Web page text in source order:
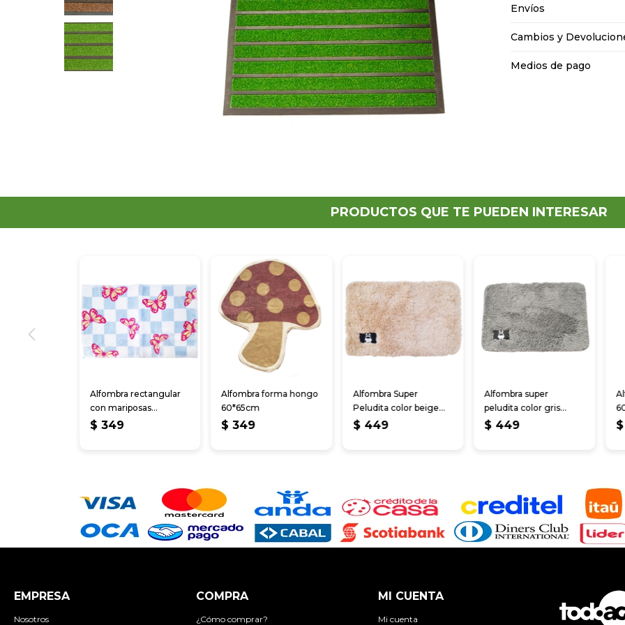
Envíos
Cambios y
Medios de pago
PRODUCTOS QUE TE PUEDEN INTERESAR
Alfombra rectangular
con mariposas
45*65cm
$ 349
Alfombra forma hongo
60*65cm
$ 349
Alfombra Super
Peludita color beige
40*60 cm
$ 449
Alfombra super
peludita color gris
40*60cm
$ 449 $
EMPRESA
Nosotros
COMPRA
¿Cómo comprar?
MI CUENTA
Mi cuenta